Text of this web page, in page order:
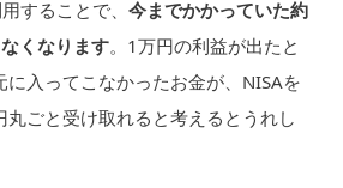
することで、 今までかかっていた約
くなります。1万円の利益が出たと
に入ってこなかったお金が、NISAを
ごと受け取れると考えるとうれし